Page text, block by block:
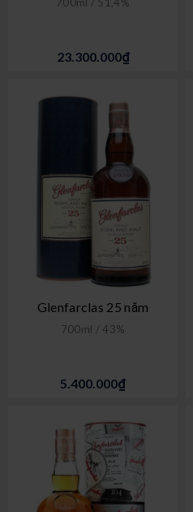
700ml / 51,4%
23.300.000₫
Glenfarclas 25 năm
700ml / 43%
5.400.000₫